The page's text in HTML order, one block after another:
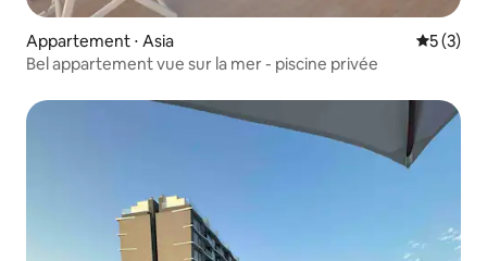
Appartement ⋅ Asia
5 (3)
Bel appartement vue sur la mer - piscine privée